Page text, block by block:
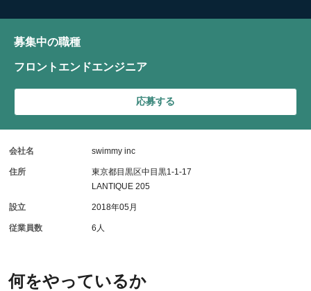
何をやっているか
募集中の職種
フロントエンドエンジニア
応募する
会社名 swimmy inc
住所
東京都目黒区中目黒1-1-17
LANTIQUE 205
設立 2018年05月
従業員数 6人